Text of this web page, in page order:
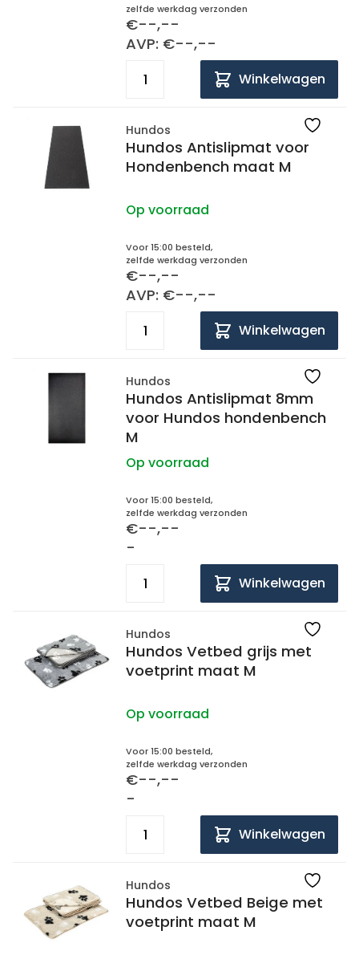
zelfde werkdag verzonden
€--,--
AVP: €--,--
Winkelwagen
Hundos
Hundos Antislipmat voor
Hondenbench maat M
Op voorraad
Voor 15:00 besteld,
zelfde werkdag verzonden
€--,--
AVP: €--,--
Winkelwagen
Hundos
Hundos Antislipmat 8mm
voor Hundos hondenbench
M
Op voorraad
Voor 15:00 besteld,
zelfde werkdag verzonden
€--,--
-
Winkelwagen
Hundos
Hundos Vetbed grijs met
voetprint maat M
Op voorraad
Voor 15:00 besteld,
zelfde werkdag verzonden
€--,--
-
Winkelwagen
Hundos
Hundos Vetbed Beige met
voetprint maat M